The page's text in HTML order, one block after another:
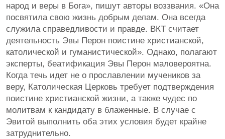
народ и веры в Бога», пишут авторы воззвания. «Она
посвятила свою жизнь добрым делам. Она всегда
служила справедливости и правде. ВКТ считает
деятельность Эвы Перон поистине христианской,
католической и гуманистической». Однако, полагают
эксперты, беатификация Эвы Перон маловероятна.
Когда течь идет не о прославлении мучеников за
веру, Католическая Церковь требует подтверждения
поистине христианской жизни, а также чудес по
молитвам к кандидату в блаженные. В случае с
Эвитой выполнить оба этих условия будет крайне
затруднительно.